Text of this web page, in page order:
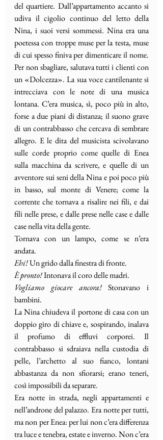
del quartiere. Dall’appartamento accanto si
udiva il cigolio continuo del letto della
Nina, i suoi versi sommessi. Nina era una
poetessa con troppe muse per la testa, muse
di cui spesso finiva per dimenticare il nome.
Per non sbagliare, salutava tutti i clienti con
un «Dolcezza». La sua voce cantilenante si
intrecciava con le note di una musica
lontana. C’era musica, sì, poco più in alto,
forse a due piani di distanza; il suono grave
di un contrabbasso che cercava di sembrare
allegro. E le dita del musicista scivolavano
sulle corde proprio come quelle di Enea
sulla macchina da scrivere, e quelle di un
avventore sui seni della Nina e poi poco più
in basso, sul monte di Venere; come la
corrente che tornava a risalire nei fili, e dai
fili nelle prese, e dalle prese nelle case e dalle
case nella vita della gente.
Tornava con un lampo, come se n’era
andata.
Ehi! Un grido dalla finestra di fronte.
È pronto! Intonava il coro delle madri.
Vogliamo giocare ancora! Stonavano i
bambini.
La Nina chiudeva il portone di casa con un
doppio giro di chiave e, sospirando, inalava
il profumo di effluvi corporei. Il
contrabbasso si sdraiava nella custodia di
pelle, l’archetto al suo fianco, lontani
abbastanza da non sfiorarsi; erano teneri,
così impossibili da separare.
Era notte in strada, negli appartamenti e
nell’androne del palazzo. Era notte per tutti,
ma non per Enea: per lui non c’era differenza
tra luce e tenebra, estate e inverno. Non c’era